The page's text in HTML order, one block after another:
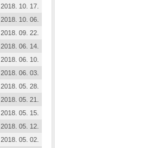
2018. 10. 17.
2018. 10. 06.
2018. 09. 22.
2018. 06. 14.
2018. 06. 10.
2018. 06. 03.
2018. 05. 28.
2018. 05. 21.
2018. 05. 15.
2018. 05. 12.
2018. 05. 02.